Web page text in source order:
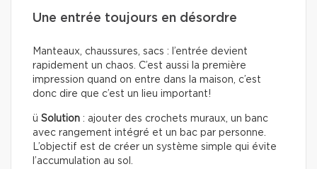
Une entrée toujours en désordre
Manteaux, chaussures, sacs : l’entrée devient
rapidement un chaos. C’est aussi la première
impression quand on entre dans la maison, c’est
donc dire que c’est un lieu important!
ü Solution : ajouter des crochets muraux, un banc
avec rangement intégré et un bac par personne.
L’objectif est de créer un système simple qui évite
l’accumulation au sol.